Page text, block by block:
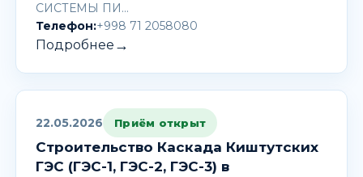
СИСТЕМЫ ПИ…
Телефон:+998 71 2058080
Подробнее →
22.05.2026 Приём открыт
Строительство Каскада Киштутских
ГЭС (ГЭС-1, ГЭС-2, ГЭС-3) в